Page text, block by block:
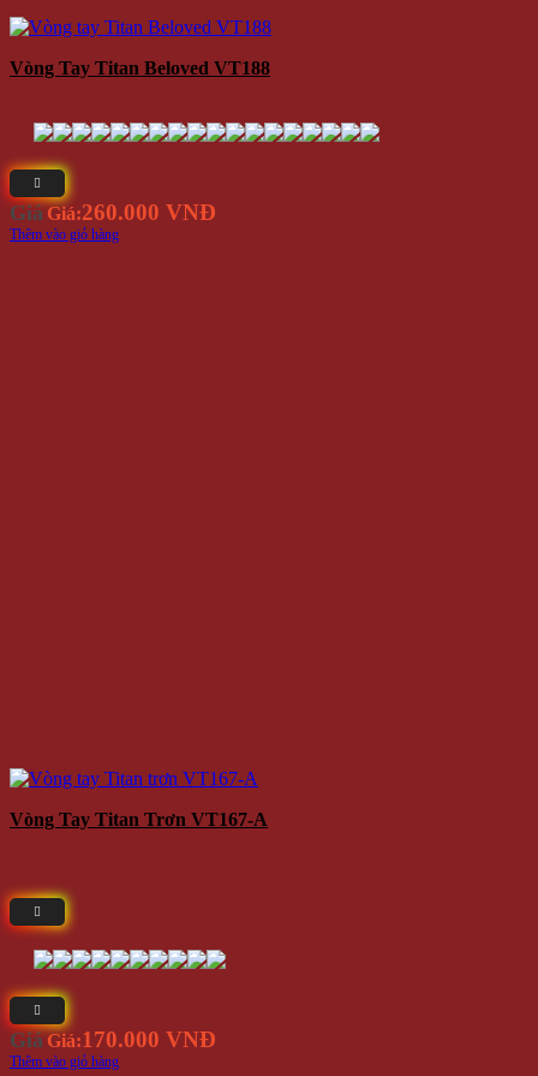
Vòng Tay Titan Beloved VT188
Giá Giá:260.000 VNĐ
Thêm vào giỏ hàng
Vòng Tay Titan Trơn VT167-A
Giá Giá:170.000 VNĐ
Thêm vào giỏ hàng